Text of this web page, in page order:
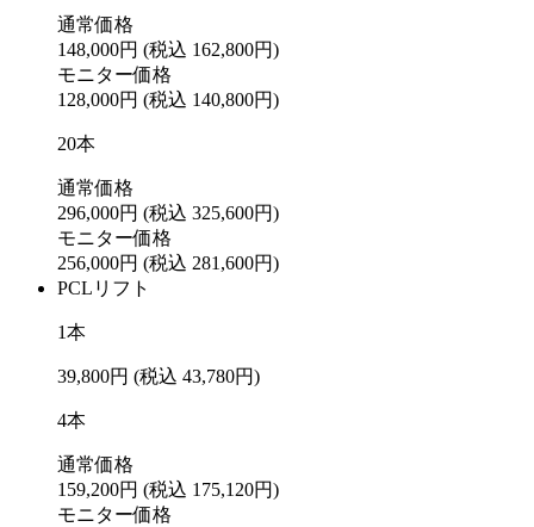
通常価格
148,000円 (税込 162,800円)
モニター価格
128,000円 (税込 140,800円)
20本
通常価格
296,000円 (税込 325,600円)
モニター価格
256,000円 (税込 281,600円)
PCLリフト
1本
39,800円 (税込 43,780円)
4本
通常価格
159,200円 (税込 175,120円)
モニター価格